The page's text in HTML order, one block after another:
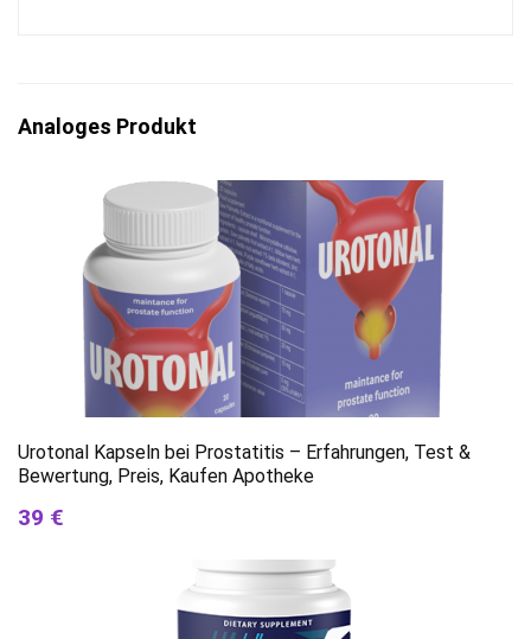
Analoges Produkt
Urotonal Kapseln bei Prostatitis – Erfahrungen, Test &
Bewertung, Preis, Kaufen Apotheke
39 €